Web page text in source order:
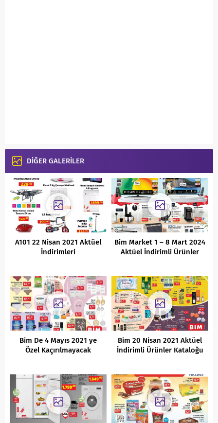
DİĞER GALERİLER
A101 22 Nisan 2021 Aktüel
İndirimleri
Bim Market 1 – 8 Mart 2024
Aktüel İndirimli Ürünler
Bim De 4 Mayıs 2021 ye
Özel Kaçırılmayacak
Bim 20 Nisan 2021 Aktüel
İndirimli Ürünler Kataloğu